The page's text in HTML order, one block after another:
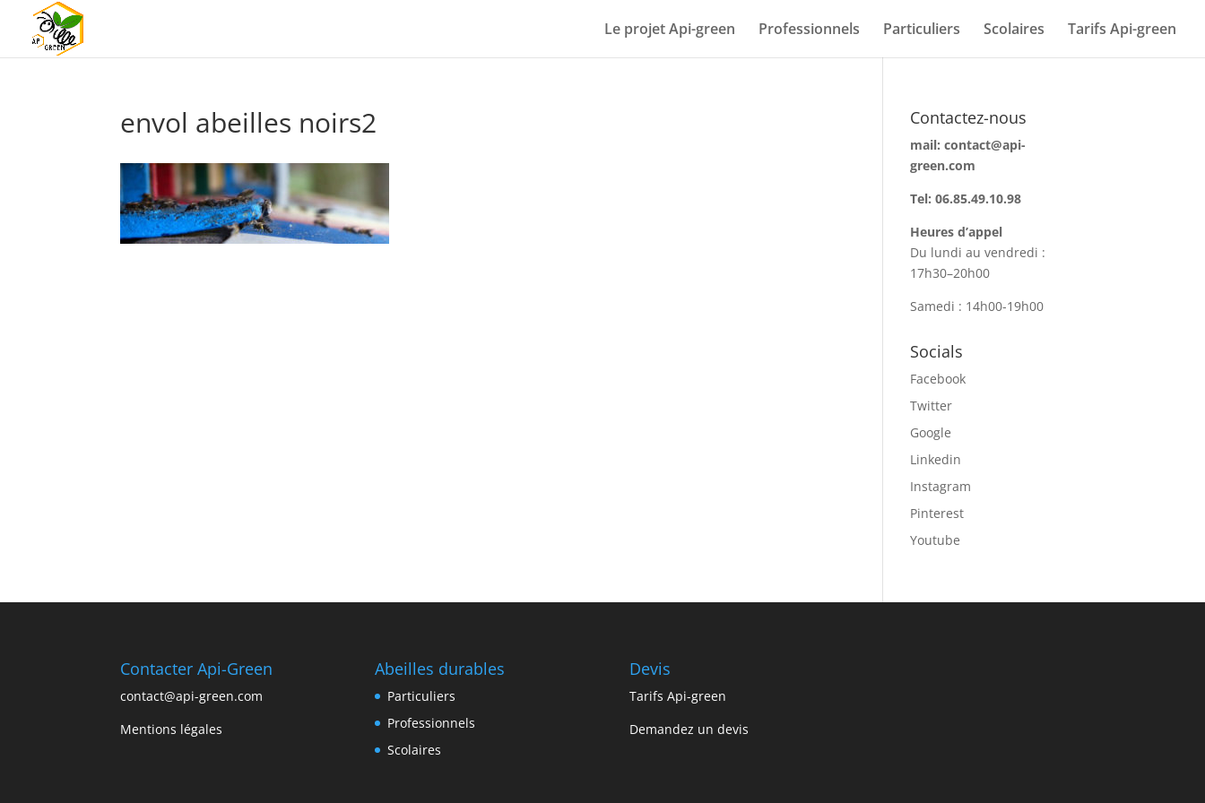
Le projet Api-green Professionnels Particuliers Scolaires Tarifs Api-green
envol abeilles noirs2 Contactez-nous
mail: contact@api-
green.com
Tel: 06.85.49.10.98
Heures d’appel
Du lundi au vendredi :
17h30–20h00
Samedi : 14h00-19h00
Socials
Facebook
Twitter
Google
Linkedin
Instagram
Pinterest
Youtube
Contacter Api-Green
contact@api-green.com
Mentions légales
Abeilles durables
Particuliers
Professionnels
Scolaires
Devis
Tarifs Api-green
Demandez un devis